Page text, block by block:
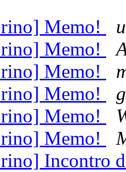
Memo!
Memo!
Memo!
Memo!
Memo!
Memo!
Incontro